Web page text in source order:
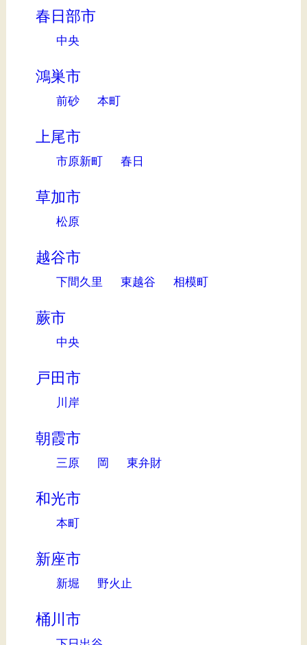
春日部市
中央
鴻巣市
前砂 本町
上尾市
市原新町 春日
草加市
松原
越谷市
下間久里 東越谷 相模町
蕨市
中央
戸田市
川岸
朝霞市
三原 岡 東弁財
和光市
本町
新座市
新堀 野火止
桶川市